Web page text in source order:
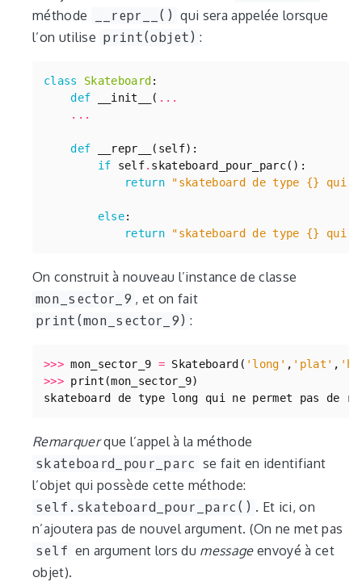
méthode
__repr__() qui sera appelée lorsque
l’on utilise print(objet) :
class Skateboard :
def
__init__ ( ...
...
def __repr__ ( self):
if
self. skateboard_pour_parc():
return
"skateboard de type {} qui
else:
return
"skateboard de type {} qui
On construit à nouveau l’instance de classe
mon_sector_9 , et on fait
print(mon_sector_9) :
>>> mon_sector_9 = Skateboard ( 'long' , 'plat' ,
>>> print (mon_sector_9)
skateboard
de type long qui ne permet pas de
Remarquerque l’appel à la méthode
skateboard_pour_parc se fait en identifiant
l’objet qui possède cette méthode:
self.skateboard_pour_parc() . Et ici, on
n’ajoutera pas de nouvel argument. (On ne met pas
self en argument lors du messageenvoyé à cet
objet).